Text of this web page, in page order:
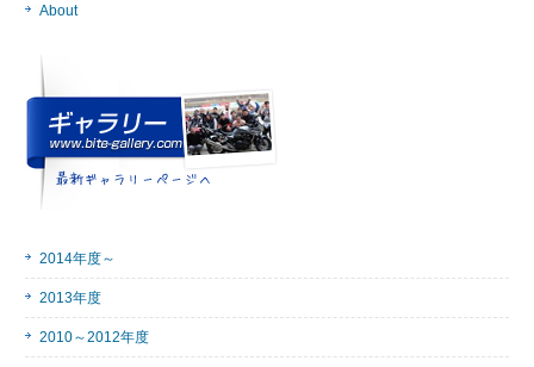
About
2014年度～
2013年度
2010～2012年度